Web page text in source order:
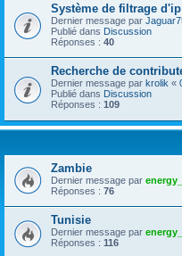
Système de filtrage d'ip
Dernier message par
Publié dans Discussion
Réponses : 40
Recherche de
Dernier message par krolik «
Publié dans Discussion
Réponses : 109
Zambie
Dernier message par
Réponses : 76
Tunisie
Dernier message par
Réponses : 116